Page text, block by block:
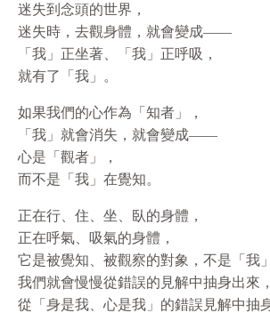
迷失到念頭的世界，
迷失時，去觀身體，就會變成——
「我」正坐著、「我」正呼吸，
就有了「我」。
如果我們的心作為「知者」，
「我」就會消失，就會變成——
心是「觀者」，
而不是「我」在覺知。
正在行、住、坐、臥的身體，
正在呼氣、吸氣的身體，
它是被覺知、被觀察的對象，不是「我」
我們就會慢慢從錯誤的見解中抽身出來，
從「身是我、心是我」的錯誤見解中抽